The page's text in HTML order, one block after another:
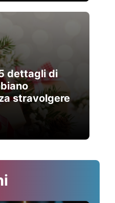
dettagli di
stravolgere